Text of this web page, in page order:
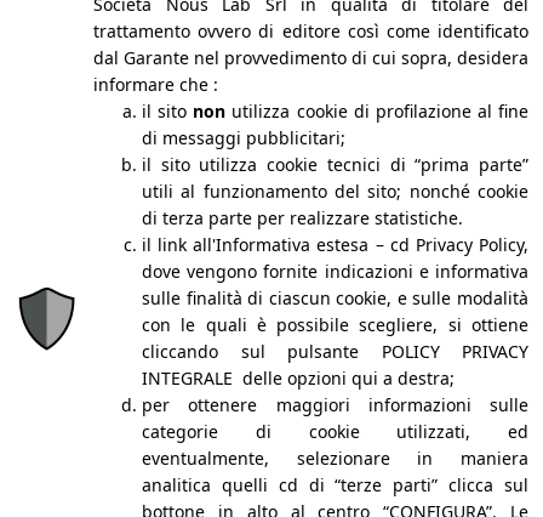
Via Correggio 48, 20149
T. +39 02 4810 0614
Fax. +39 02 4398 1685
info@settimo-piano.com
Linkedin Instagram X-twitter Youtube
L’agenzia e la storia
Le nostre persone
Network: EFMP
Blog
Business Intelligence
Lavora con noi
trattamento ovvero di editore così come identificato
dal Garante nel provvedimento di cui sopra, desidera
informare che :
il sito non utilizza cookie di profilazione al fine
di messaggi pubblicitari;
il sito utilizza cookie tecnici di “prima parte”
utili al funzionamento del sito; nonché cookie
di terza parte per realizzare statistiche.
il link all'Informativa estesa – cd Privacy Policy,
dove vengono fornite indicazioni e informativa
sulle finalità di ciascun cookie, e sulle modalità
con le quali è possibile scegliere, si ottiene
cliccando sul pulsante POLICY PRIVACY
INTEGRALE delle opzioni qui a destra;
per ottenere maggiori informazioni sulle
categorie di cookie utilizzati, ed
eventualmente, selezionare in maniera
analitica quelli cd di “terze parti” clicca sul
bottone in alto al centro “CONFIGURA”. Le